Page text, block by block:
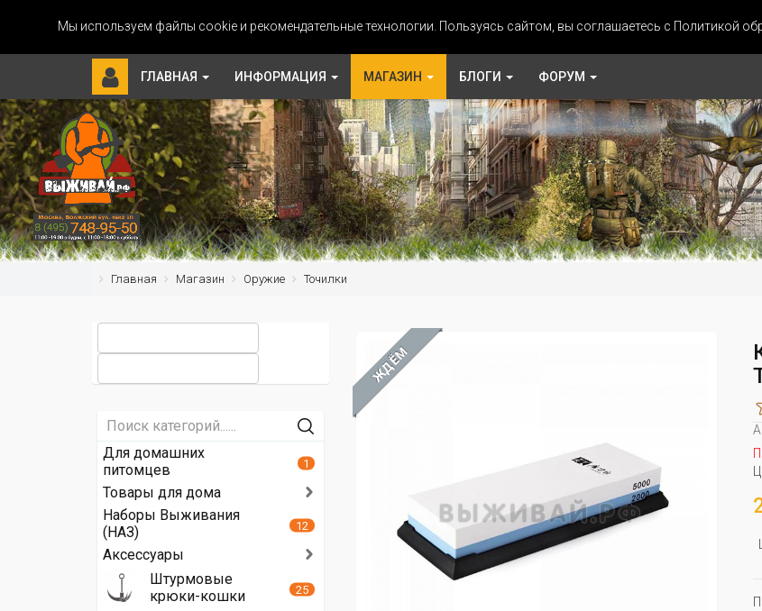
Мы используем файлы cookie и рекомендательные технологии. Пользуясь сайтом, вы соглашаетесь с Политикой
ГЛАВНАЯ ИНФОРМАЦИЯ МАГАЗИН БЛОГИ ФОРУМ
Главная Магазин Оружие Точилки
ЖДЁМ
Для домашних
питомцев
1
Товары для дома
Наборы Выживания
(НАЗ)
12
Аксессуары
Штурмовые
крюки-кошки
25